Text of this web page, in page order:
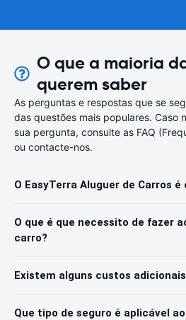
O que a maioria
querem saber
As perguntas e respostas que se
das questões mais populares. Caso
sua pergunta, consulte as FAQ
ou contacte-nos.
O EasyTerra Aluguer de Carros
O que é que necessito de fazer
carro?
Existem alguns custos
Que tipo de seguro é aplicável